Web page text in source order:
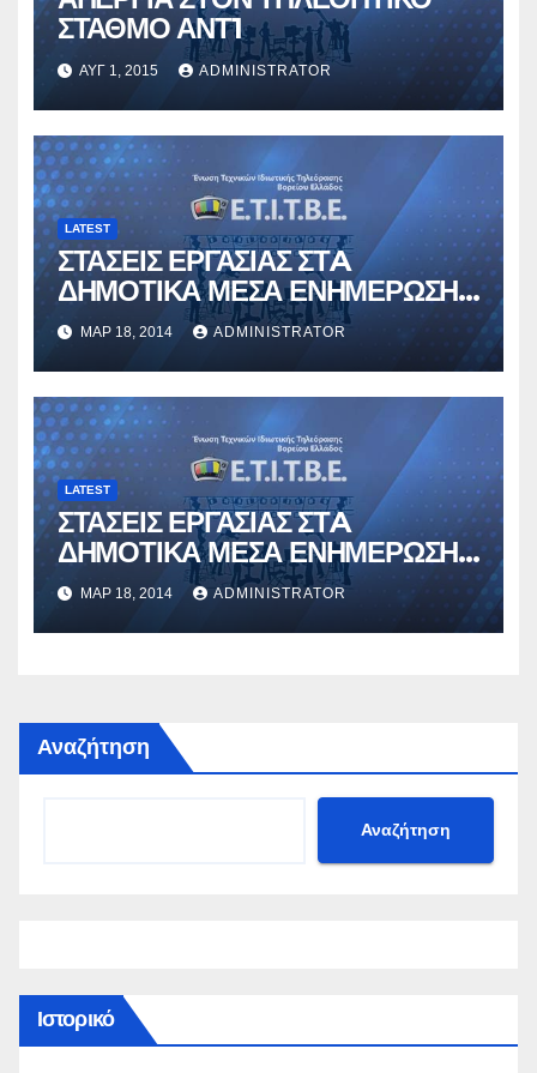
ΣΤΑΘΜΟ ΑΝΤ1
ΑΥΓ 1, 2015 ADMINISTRATOR
LATEST
ΣΤΑΣΕΙΣ ΕΡΓΑΣΙΑΣ ΣΤA
ΔΗΜΟΤΙΚΑ ΜΕΣΑ ΕΝΗΜΕΡΩΣΗΣ
ΤΗΣ ΘΕΣΣΑΛΟΝΙΚΗΣ
ΜΑΡ 18, 2014 ADMINISTRATOR
LATEST
ΣΤΑΣΕΙΣ ΕΡΓΑΣΙΑΣ ΣΤA
ΔΗΜΟΤΙΚΑ ΜΕΣΑ ΕΝΗΜΕΡΩΣΗΣ
ΤΗΣ ΘΕΣΣΑΛΟΝΙΚΗΣ
ΜΑΡ 18, 2014 ADMINISTRATOR
Αναζήτηση
Αναζήτηση
Ιστορικό